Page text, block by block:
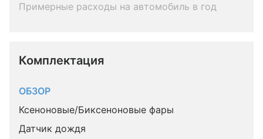
Примерные расходы на автомобиль в год
Комплектация
ОБЗОР
Ксеноновые/Биксеноновые фары
Датчик дождя